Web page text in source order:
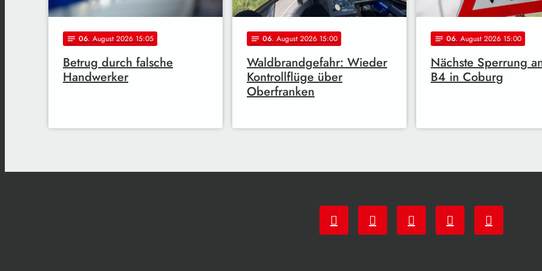
notes 06. August 2026 15:05
Betrug durch falsche
Handwerker
notes 06. August 2026 15:00
Waldbrandgefahr: Wieder
Kontrollflüge über
Oberfranken
notes 06. August 2026 15:00
Nächste Sperrung
B4 in Coburg